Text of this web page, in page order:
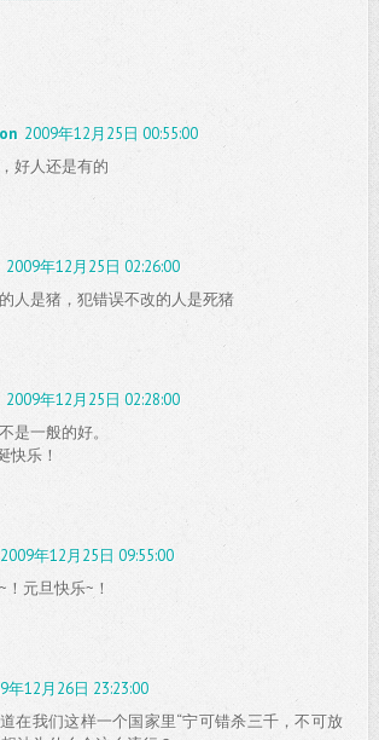
2009年12月25日 00:55:00
好人还是有的
2009年12月25日 02:26:00
人是猪，犯错误不改的人是死猪
2009年12月25日 02:28:00
是一般的好。
快乐！
2009年12月25日 09:55:00
！元旦快乐~！
年12月26日 23:23:00
在我们这样一个国家里“宁可错杀三千，不可放